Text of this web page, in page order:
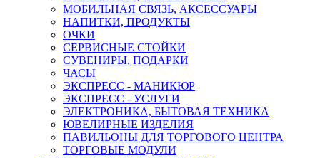
МОБИЛЬНАЯ СВЯЗЬ, АКСЕССУАРЫ
НАПИТКИ, ПРОДУКТЫ
ОЧКИ
СЕРВИСНЫЕ СТОЙКИ
СУВЕНИРЫ, ПОДАРКИ
ЧАСЫ
ЭКСПРЕСС - МАНИКЮР
ЭКСПРЕСС - УСЛУГИ
ЭЛЕКТРОНИКА, БЫТОВАЯ ТЕХНИКА
ЮВЕЛИРНЫЕ ИЗДЕЛИЯ
ПАВИЛЬОНЫ ДЛЯ ТОРГОВОГО ЦЕНТРА
ТОРГОВЫЕ МОДУЛИ